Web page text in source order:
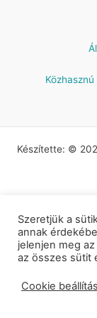
Készítette: ©
Szeretjük a
annak
jelenjen meg
az összes sütit
Cookie